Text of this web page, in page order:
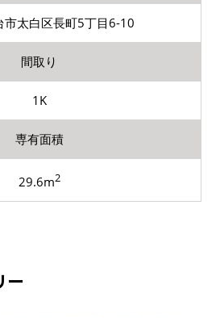
市太白区長町5丁目6-10
間取り
1K
専有面積
29.6m2
ー